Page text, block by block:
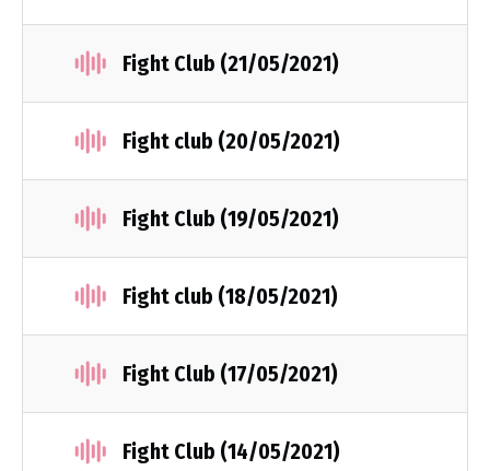
Fight Club (21/05/2021)
Fight club (20/05/2021)
Fight Club (19/05/2021)
Fight club (18/05/2021)
Fight Club (17/05/2021)
Fight Club (14/05/2021)